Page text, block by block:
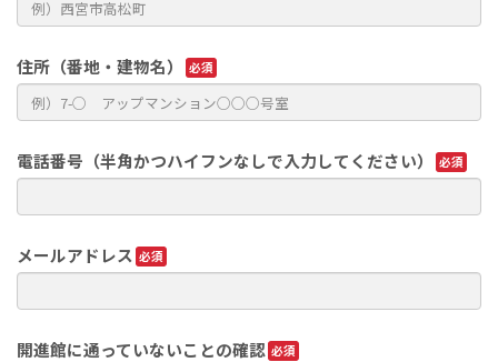
住所（番地・建物名）
電話番号（半角かつハイフンなしで入力してください）
メールアドレス
開進館に通っていないことの確認